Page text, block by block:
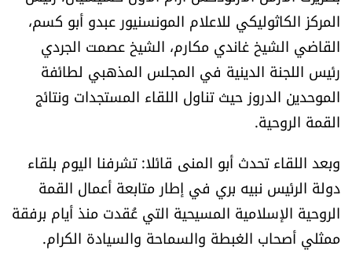
اقرأ تضحك
كاميرا
سجالات
صحّة وصحن
الرياضة
منوّعات
المركز الكاثوليكي للاعلام المونسنيور عبدو أبو كسم،
القاضي الشيخ غاندي مكارم، الشيخ عصمت الجردي
رئيس اللجنة الدينية في المجلس المذهبي لطائفة
الموحدين الدروز حيث تناول اللقاء المستجدات ونتائج
القمة الروحية.
وبعد اللقاء تحدث أبو المنى قائلا: تشرفنا اليوم بلقاء
دولة الرئيس نبيه بري في إطار متابعة أعمال القمة
الروحية الإسلامية المسيحية التي عُقدت منذ أيام برفقة
ممثلي أصحاب الغبطة والسماحة والسيادة الكرام.